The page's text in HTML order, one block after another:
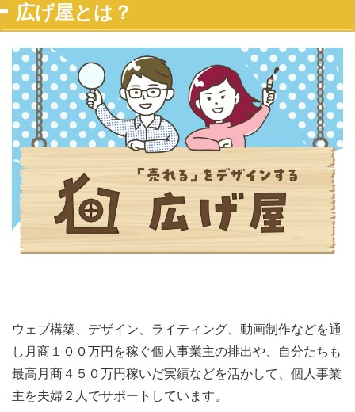
広げ屋とは？
ウェブ構築、デザイン、ライティング、動画制作などを通
し月商１００万円を稼ぐ個人事業主の排出や、自分たちも
最高月商４５０万円稼いだ実績などを活かして、個人事業
主を夫婦２人でサポートしています。